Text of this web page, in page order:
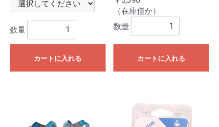
数量
カートに入れる
（在庫僅か）
数量
カートに入れる